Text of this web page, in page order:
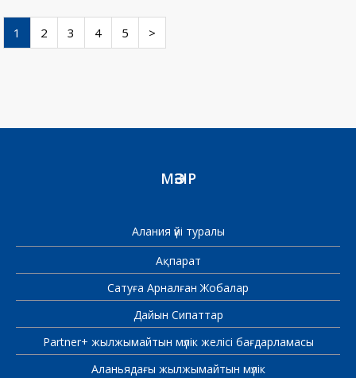
1 2 3 4 5 >
МӘЗІР
Алания үйі туралы
Ақпарат
Сатуға Арналған Жобалар
Дайын Сипаттар
Partner+ жылжымайтын мүлік желісі бағдарламасы
Аланьядағы жылжымайтын мүлік